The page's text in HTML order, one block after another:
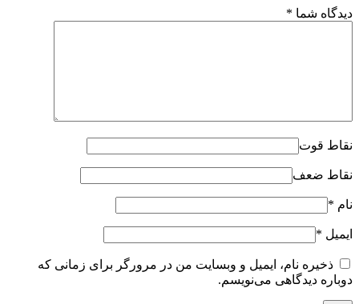
دیدگاه شما *
نقاط قوت
نقاط ضعف
نام *
ایمیل *
ذخیره نام، ایمیل و وبسایت من در مرورگر برای زمانی که
دوباره دیدگاهی می‌نویسم.